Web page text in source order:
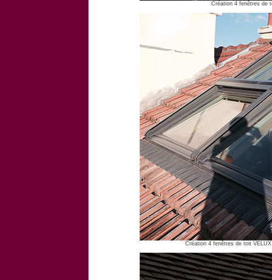
Création 4 fenêtres de
Création 4 fenêtres de toit